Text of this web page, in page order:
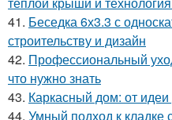
41. Беседка 6х3.3 с
строительству и дизайн
42. Профессиональный
что нужно знать
43. Каркасный дом: от
44. Умный подход к кладке